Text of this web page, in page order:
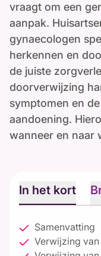
vraagt om een
aanpak.
gynaecologen
herkennen en
de juiste
doorverwijzing
symptomen en
aandoening.
wanneer en naar
In het kort
Samenvatting
Verwijzing van